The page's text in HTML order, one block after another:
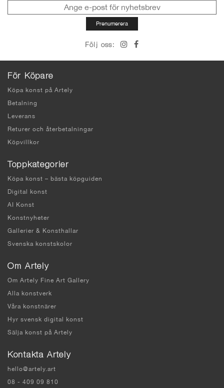
Följ oss:
För Köpare
Köpa konst på Artely
Betalning
Leverans
Returer och återbetalningar
Köpvillkor
Toppkategorier
Köpa konst – bästa köpguiden
Digital konst
AI Konst
Konstnyheter
Gallerier & Konsthallar
Svenska konstskolor
Om Artely
Om Artely Fine Art Gallery
Alla konstverk
Våra konstnärer
Hyr svensk digital konst
Sälja konst på Artely
Kontakta Artely
hello@artely.art
08 - 409 09 810